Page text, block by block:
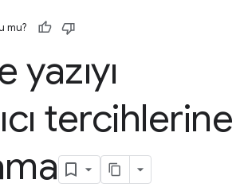
mu?
yazıyı
tercihlerine